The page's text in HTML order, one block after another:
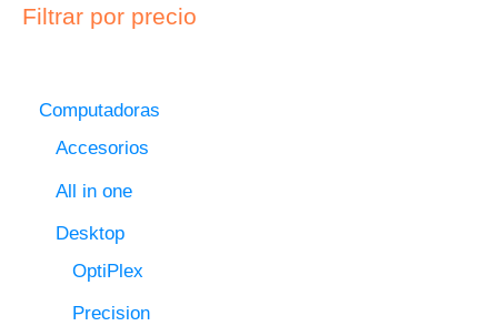
Filtrar por precio
Computadoras
Accesorios
All in one
Desktop
OptiPlex
Precision